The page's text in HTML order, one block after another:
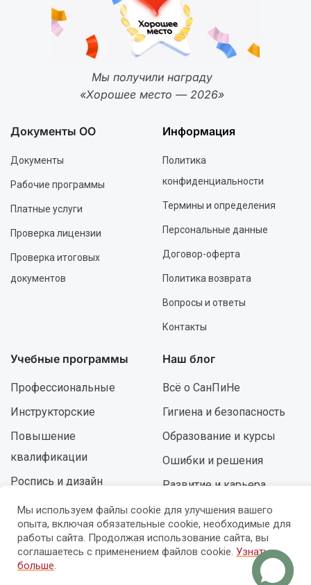
Мы получили награду
«Хорошее место — 2026»
Документы ОО
Документы
Рабочие программы
Платные услуги
Проверка лицензии
Проверка итоговых
документов
Информация
Политика
конфиденциальности
Термины и определения
Персональные данные
Договор-оферта
Политика возврата
Вопросы и ответы
Контакты
Учебные программы
Профессиональные
Инструкторские
Повышение
квалификации
Роспись и дизайн
Наш блог
Всё о СанПиНе
Гигиена и безопасность
Образование и курсы
Ошибки и решения
Развитие и карьера
© УЦ «Мастер-Профи» — 2015-2026 (14+)
ИП Милованов Д.В.
ОГРНИП 317237500145811
Мы используем файлы cookie для улучшения вашего
опыта, включая обязательные cookie, необходимые для
работы сайта. Продолжая использование сайта, вы
соглашаетесь с применением файлов cookie. Узнать
больше.